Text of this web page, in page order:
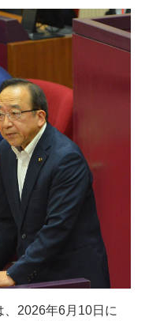
、2026年6月10日に